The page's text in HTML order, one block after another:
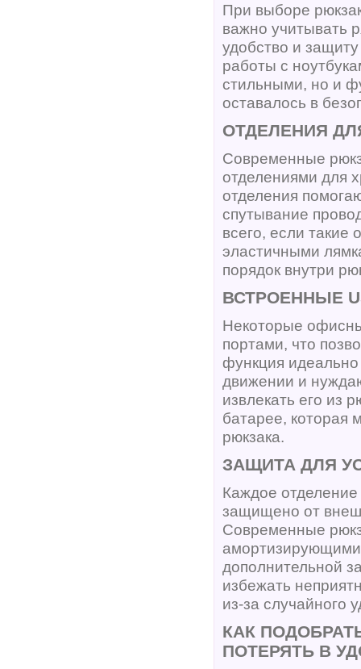
При выборе
важно учитывать
удобство и
работы с
стильными, но и
оставалось в
ОТДЕЛЕНИЯ
Современные
отделениями для
отделения
спутывание
всего, если
эластичными
порядок внутри
ВСТРОЕННЫЕ
Некоторые
портами, что
функция
движении и
извлекать его из
батарее, которая
рюкзака.
ЗАЩИТА ДЛЯ
Каждое
защищено от
Современные
дополнительной
избежать
из-за случайного
КАК
ПОТЕРЯТЬ В